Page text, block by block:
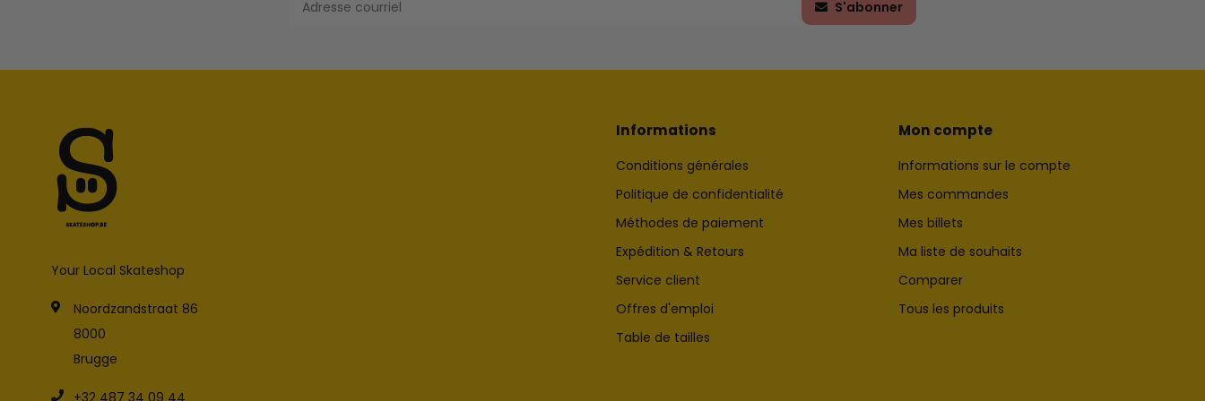
S'abonner
Your Local Skateshop
Noordzandstraat 86
8000
Brugge
+32 487 34 09 44
Informations
Conditions générales
Politique de confidentialité
Méthodes de paiement
Expédition & Retours
Service client
Offres d'emploi
Table de tailles
Mon compte
Informations sur le compte
Mes commandes
Mes billets
Ma liste de souhaits
Comparer
Tous les produits